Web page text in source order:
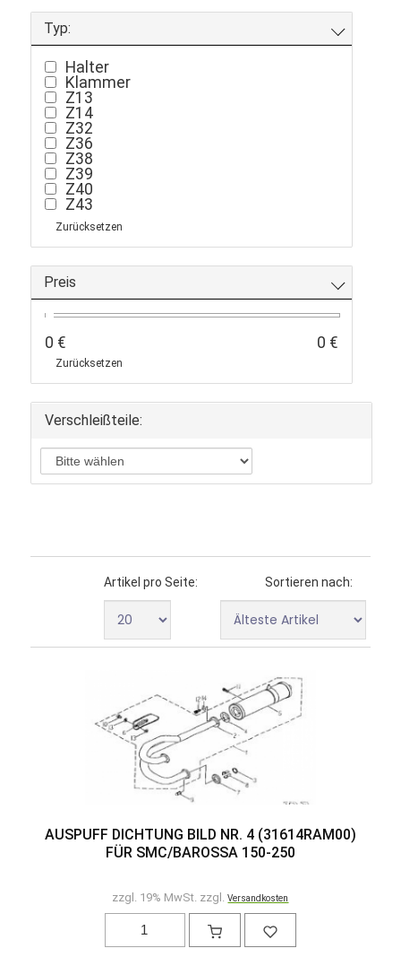
Ritzel
Zubehör
Öl
Typ:
Halter
Klammer
Z13
Z14
Z32
Z36
Z38
Z39
Z40
Z43
Zurücksetzen
Preis
0 € 0 €
Zurücksetzen
Verschleißteile:
Sortieren nach:
Artikel pro Seite:
AUSPUFF DICHTUNG BILD NR. 4 (31614RAM00)
FÜR SMC/BAROSSA 150-250
zzgl. 19% MwSt. zzgl.Versandkosten